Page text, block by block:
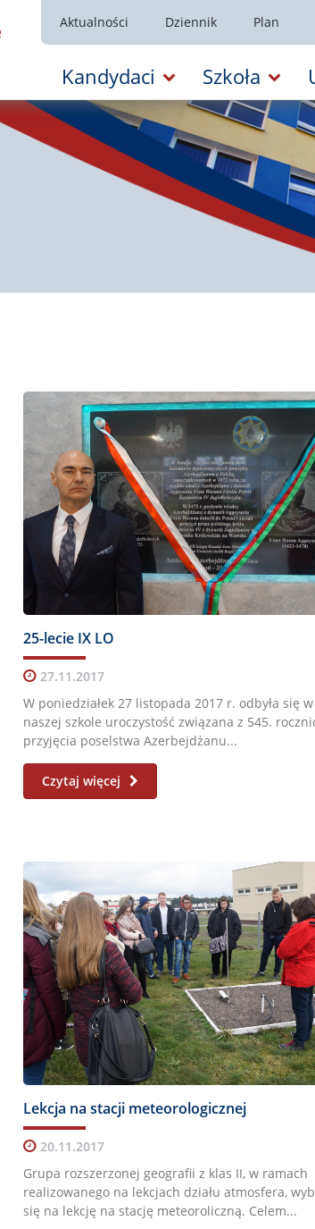
Aktualności Dziennik Plan
Kandydaci Szkoła
25-lecie IX LO
27.11.2017
W poniedziałek 27 listopada 2017 r. odbyła się w
naszej szkole uroczystość związana z 545.
przyjęcia poselstwa Azerbejdżanu...
Czytaj więcej
Lekcja na stacji meteorologicznej
20.11.2017
Grupa rozszerzonej geografii z klas II, w ramach
realizowanego na lekcjach działu atmosfera,
się na lekcję na stację meteoroliczną. Celem...